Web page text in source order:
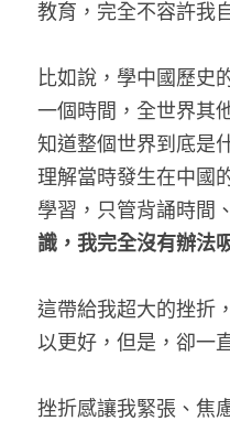
教育，完全不容許我
比如說，學中國歷史
一個時間，全世界其
知道整個世界到底是
理解當時發生在中國
學習，只管背誦時間
識，我完全沒有辦法
這帶給我超大的挫折
以更好，但是，卻一
挫折感讓我緊張、焦